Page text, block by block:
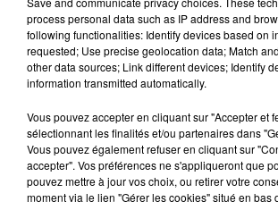
A lire aussi
5 août 2026
Europa-Park : des
l’après Euro-Mir
4 août 2026
process personal data such as IP address and
following functionalities: Identify devices based on
requested; Use precise geolocation data; Match
other data sources; Link different devices; Identify
information transmitted automatically.
Vous pouvez accepter en cliquant sur "Accepter et
sélectionnant les finalités et/ou partenaires dans
Vous pouvez également refuser en cliquant sur
accepter". Vos préférences ne s'appliqueront que
pouvez mettre à jour vos choix, ou retirer votre
moment via le lien "Gérer les cookies" situé en bas